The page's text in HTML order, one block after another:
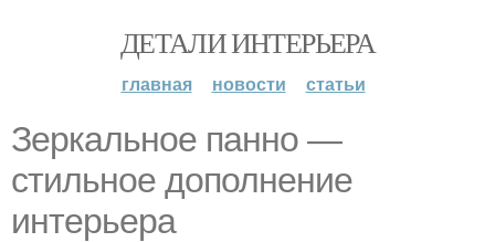
ДЕТАЛИ ИНТЕРЬЕРА
главная новости статьи
Зеркальное панно —
стильное дополнение
интерьера